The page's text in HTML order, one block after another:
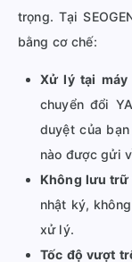
trọng. Tại
bằng cơ chế:
Xử lý tại máy
chuyển đổi
duyệt của
nào được gửi
Không lưu
nhật ký,
xử lý.
Tốc độ vượt